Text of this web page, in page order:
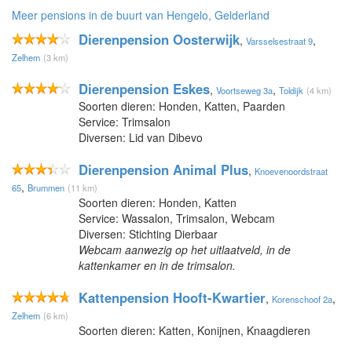
Meer pensions in de buurt van Hengelo, Gelderland
Dierenpension Oosterwijk, Varsselsestraat 9,
Zelhem (3 km)
Dierenpension Eskes, Voortseweg 3a, Toldijk (4 km)
Soorten dieren: Honden, Katten, Paarden
Service: Trimsalon
Diversen: Lid van Dibevo
Dierenpension Animal Plus, Knoevenoordstraat
65, Brummen (11 km)
Soorten dieren: Honden, Katten
Service: Wassalon, Trimsalon, Webcam
Diversen: Stichting Dierbaar
Webcam aanwezig op het uitlaatveld, in de
kattenkamer en in de trimsalon.
Kattenpension Hooft-Kwartier, Korenschoof 2a,
Zelhem (6 km)
Soorten dieren: Katten, Konijnen, Knaagdieren